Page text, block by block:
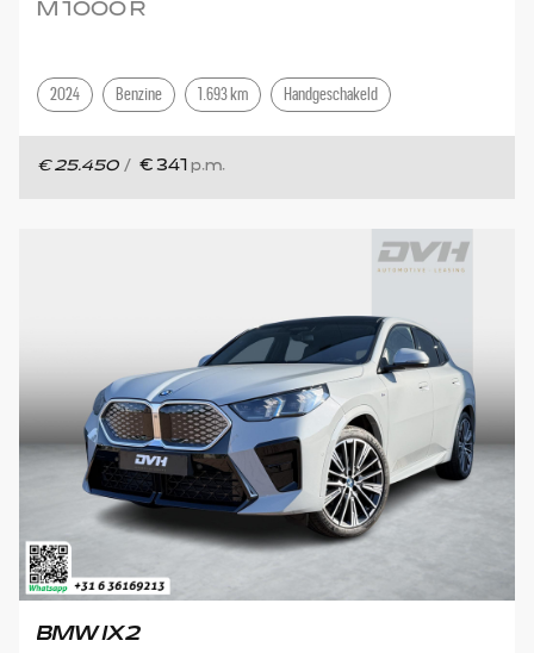
M 1000 R
2024 Benzine 1.693 km Handgeschakeld
€ 25.450 / € 341 p.m.
BMW IX2